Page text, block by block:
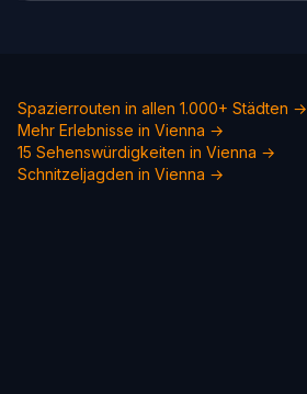
Spazierrouten in allen 1.000+ Städten →
Mehr Erlebnisse in Vienna →
15 Sehenswürdigkeiten in Vienna →
Schnitzeljagden in Vienna →